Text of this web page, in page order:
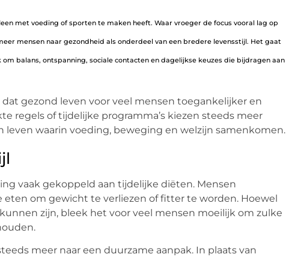
met voeding of sporten te maken heeft. Waar vroeger de focus vooral lag op
mensen naar gezondheid als onderdeel van een bredere levensstijl. Het gaat
balans, ontspanning, sociale contacten en dagelijkse keuzes die bijdragen aan
gezond leven voor veel mensen toegankelijker en
regels of tijdelijke programma’s kiezen steeds meer
leven waarin voeding, beweging en welzijn samenkomen.
vaak gekoppeld aan tijdelijke diëten. Mensen
om gewicht te verliezen of fitter te worden. Hoewel
zijn, bleek het voor veel mensen moeilijk om zulke
meer naar een duurzame aanpak. In plaats van